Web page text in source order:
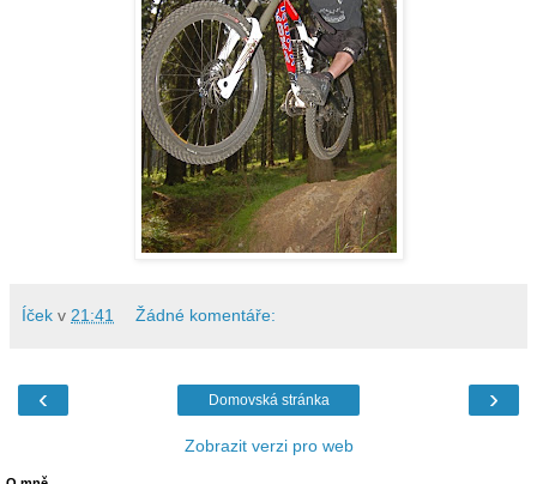
Íček v 21:41 Žádné komentáře:
‹ ›
Domovská stránka
Zobrazit verzi pro web